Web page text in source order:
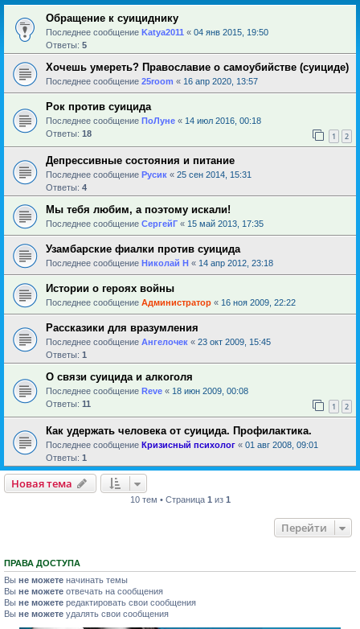
Обращение к суициднику
Последнее сообщение Katya2011 « 04 янв 2015, 19:50
Ответы: 5
Хочешь умереть? Православие о самоубийстве (суициде)
Последнее сообщение 25room « 16 апр 2020, 13:57
Рок против суицида
Последнее сообщение ПоЛуне « 14 июл 2016, 00:18
Ответы: 18 1 2
Депрессивные состояния и питание
Последнее сообщение Русик « 25 сен 2014, 15:31
Ответы: 4
Мы тебя любим, а поэтому искали!
Последнее сообщение СергейГ « 15 май 2013, 17:35
Узамбарские фиалки против суицида
Последнее сообщение Николай Н « 14 апр 2012, 23:18
Истории о героях войны
Последнее сообщение Администратор « 16 ноя 2009, 22:22
Рассказики для вразумления
Последнее сообщение Ангелочек « 23 окт 2009, 15:45
Ответы: 1
О связи суицида и алкоголя
Последнее сообщение Reve « 18 июн 2009, 00:08
Ответы: 11 1 2
Как удержать человека от суицида. Профилактика.
Последнее сообщение Кризисный психолог « 01 авг 2008, 09:01
Ответы: 1
Новая тема
10 тем • Страница 1 из 1
Перейти
ПРАВА ДОСТУПА
Вы не можете начинать темы
Вы не можете отвечать на сообщения
Вы не можете редактировать свои сообщения
Вы не можете удалять свои сообщения